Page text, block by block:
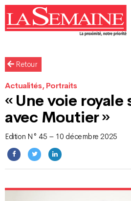
Retour
Actualités, Portraits
« Une voie royale
avec Moutier »
Edition N° 45 – 10 décembre 2025